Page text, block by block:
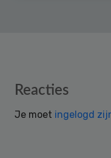
Reader
Reacties
Je moet ingelogd